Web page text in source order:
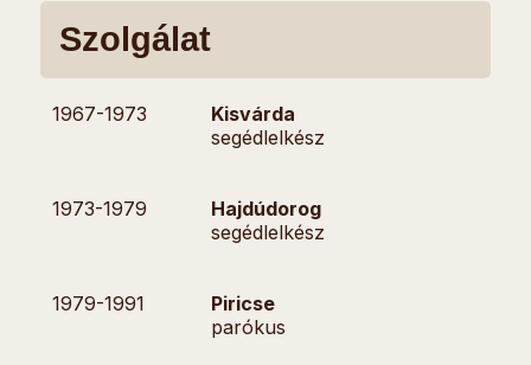
Szolgálat
1967-1973
Kisvárda
segédlelkész
1973-1979
Hajdúdorog
segédlelkész
1979-1991
Piricse
parókus